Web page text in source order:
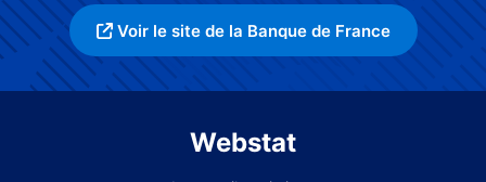
Voir le site de la Banque de France
Webstat